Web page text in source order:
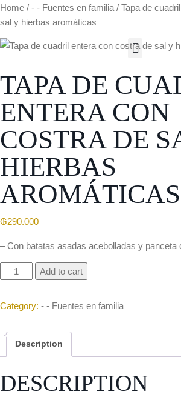
Home / - - Fuentes en familia / Tapa de
sal y hierbas aromáticas
TAPA DE
ENTERA CON
COSTRA DE
HIERBAS
AROMÁTICAS
₲290.000
– Con batatas asadas acebolladas y panceta
Add to cart
Category: - - Fuentes en familia
Description
DESCRIPTION